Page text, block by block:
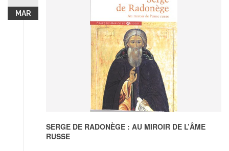
MAR
SERGE DE RADONÈGE : AU MIROIR DE L’ÂME
RUSSE